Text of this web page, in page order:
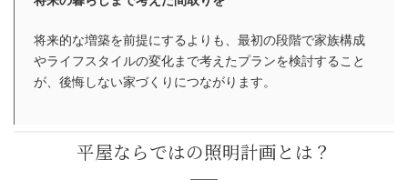
将来的な増築を前提にするよりも、最初の段階で家族構成
やライフスタイルの変化まで考えたプランを検討すること
が、後悔しない家づくりにつながります。